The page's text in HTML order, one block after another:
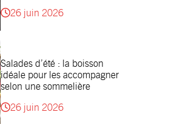
26 juin 2026
Salades d’été : la boisson
idéale pour les accompagner
selon une sommelière
26 juin 2026